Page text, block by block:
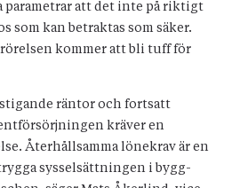
parametrar att det inte på riktigt
som kan betraktas som säker.
kommer att bli tuff för
räntor och fortsatt
kräver en
Återhållsamma lönekrav är en
sysselsättningen i bygg-